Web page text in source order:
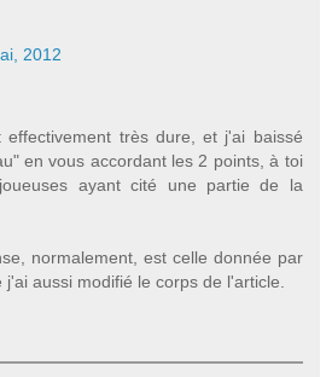
2012
effectivement très dure, et j'ai baissé
en vous accordant les 2 points, à toi
ayant cité une partie de la
normalement, est celle donnée par
j'ai aussi modifié le corps de l'article.